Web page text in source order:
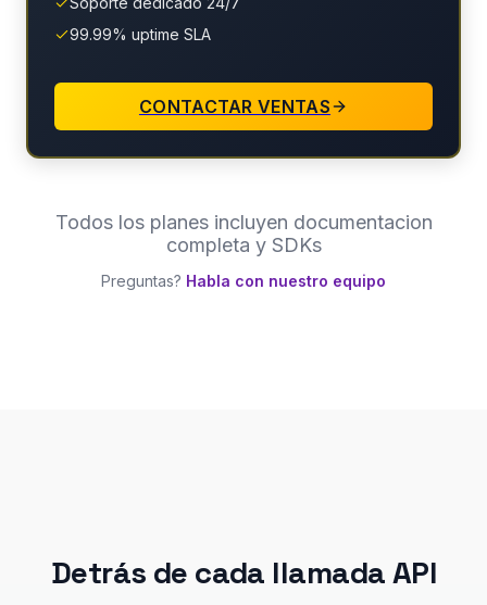
99.99% uptime SLA
CONTACTAR VENTAS
Todos los planes incluyen documentacion
completa y SDKs
Preguntas? Habla con nuestro equipo
Detrás de cada llamada API